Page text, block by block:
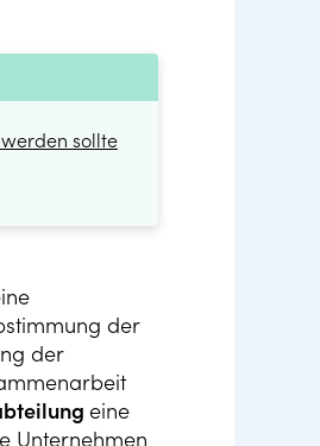
sollte
der
der
eine
Unternehmen